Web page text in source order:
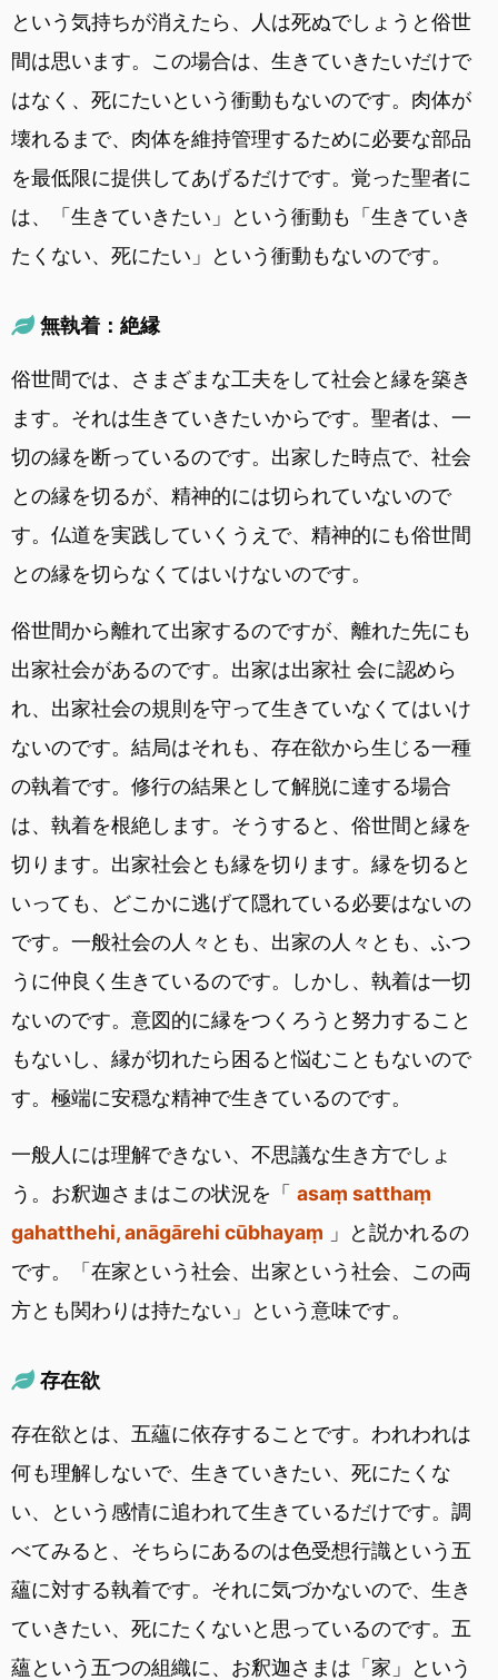
という気持ちが消えたら、人は死ぬでしょうと俗世
間は思います。この場合は、生きていきたいだけで
はなく、死にたいという衝動もないのです。肉体が
壊れるまで、肉体を維持管理するために必要な部品
を最低限に提供してあげるだけです。覚った聖者に
は、「生きていきたい」という衝動も「生きていき
たくない、死にたい」という衝動もないのです。
無執着：絶縁
俗世間では、さまざまな工夫をして社会と縁を築き
ます。それは生きていきたいからです。聖者は、一
切の縁を断っているのです。出家した時点で、社会
との縁を切るが、精神的には切られていないので
す。仏道を実践していくうえで、精神的にも俗世間
との縁を切らなくてはいけないのです。
俗世間から離れて出家するのですが、離れた先にも
出家社会があるのです。出家は出家社 会に認めら
れ、出家社会の規則を守って生きていなくてはいけ
ないのです。結局はそれも、存在欲から生じる一種
の執着です。修行の結果として解脱に達する場合
は、執着を根絶します。そうすると、俗世間と縁を
切ります。出家社会とも縁を切ります。縁を切ると
いっても、どこかに逃げて隠れている必要はないの
です。一般社会の人々とも、出家の人々とも、ふつ
うに仲良く生きているのです。しかし、執着は一切
ないのです。意図的に縁をつくろうと努力すること
もないし、縁が切れたら困ると悩むこともないので
す。極端に安穏な精神で生きているのです。
一般人には理解できない、不思議な生き方でしょ
う。お釈迦さまはこの状況を「 asaṃ satthaṃ
gahatthehi, anāgārehi cūbhayaṃ 」と説かれるの
です。「在家という社会、出家という社会、この両
方とも関わりは持たない」という意味です。
存在欲
存在欲とは、五蘊に依存することです。われわれは
何も理解しないで、生きていきたい、死にたくな
い、という感情に追われて生きているだけです。調
べてみると、そちらにあるのは色受想行識という五
蘊に対する執着です。それに気づかないので、生き
ていきたい、死にたくないと思っているのです。五
蘊という五つの組織に、お釈迦さまは「家」という